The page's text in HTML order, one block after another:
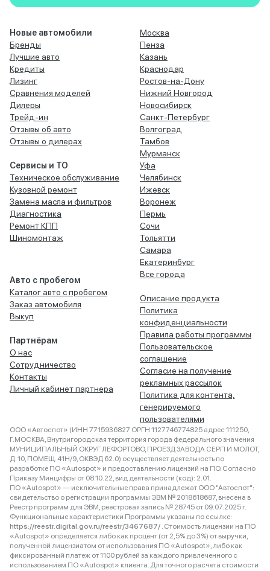
Новые автомобили
Бренды
Лучшие авто
Кредиты
Лизинг
Сравнения моделей
Дилеры
Трейд-ин
Отзывы об авто
Отзывы о дилерах
Сервисы и ТО
Техническое обслуживание
Кузовной ремонт
Замена масла и фильтров
Диагностика
Ремонт КПП
Шиномонтаж
Авто с пробегом
Каталог авто с пробегом
Заказ автомобиля
Выкуп
Партнёрам
О нас
Сотрудничество
Контакты
Личный кабинет партнера
Москва
Пенза
Казань
Краснодар
Ростов-на-Дону
Нижний Новгород
Новосибирск
Санкт-Петербург
Волгоград
Тамбов
Мурманск
Уфа
Челябинск
Ижевск
Воронеж
Пермь
Сочи
Тольятти
Самара
Екатеринбург
Все города
Описание продукта
Политика
конфиденциальности
Правила работы программы
Пользовательское
соглашение
Согласие на получение
рекламных рассылок
Политика для контента,
генерируемого
пользователями
ООО «Автоспот» (ИНН 7715936827 ОРГН 1127746774825 адрес 111250,
Г.МОСКВА, Внутригородская территория города федерального значения
МУНИЦИПАЛЬНЫЙ ОКРУГ ЛЕФОРТОВО, ПРОЕЗД ЗАВОДА СЕРП И МОЛОТ,
Д. 10, ПОМЕЩ. 41Н/9, ОКВЭД 62.0) осуществляет деятельность по
разработке ПО «Autospot» и предоставлению лицензий на ПО. Согласно
Приказу Минцифры от 08.10.22, вид деятельности (код): 2.01.
ПО «Autospot» — исключительные права принадлежат ООО "Автоспот":
свидетельство о регистрации программы ЭВМ № 2018618687, внесена в
Реестр программ для ЭВМ, реестровая запись № 28745 от 09.07.2025 г.
Функциональные характеристики Программы указаны по ссылке:
https://reestr.digital.gov.ru/reestr/3467687/ . Стоимость лицензии на ПО
«Autospot» определяется либо как процент (от 2,5% до 3%) от выручки,
полученной лицензиатом от использования ПО «Autospot», либо как
фиксированный платеж от 1100 рублей за каждого привлеченного с
использованием ПО «Autospot» клиента. Для точного расчета стоимости